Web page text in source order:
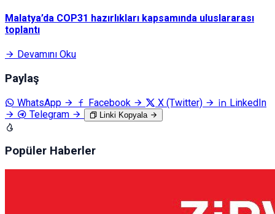
Malatya’da COP31 hazırlıkları kapsamında uluslararası
toplantı
Devamını Oku
Paylaş
WhatsApp Facebook X (Twitter)
LinkedIn
Telegram
Linki Kopyala
Popüler Haberler